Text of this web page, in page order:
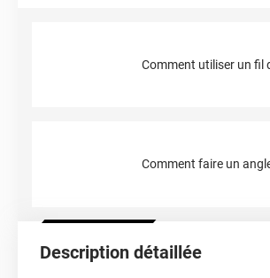
Comment utiliser un fil
Comment faire un
Description détaillée